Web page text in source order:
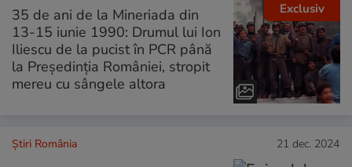
Exclusiv
35 de ani de la Mineriada din
13-15 iunie 1990: Drumul lui Ion
Iliescu de la pucist în PCR până
la Președinția României, stropit
mereu cu sângele altora
Știri România 21 dec. 2024